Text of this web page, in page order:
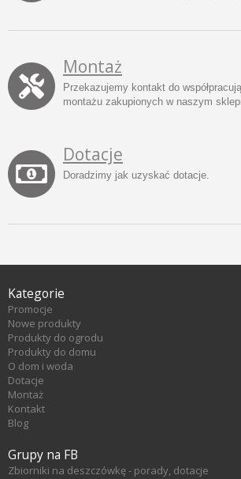
Montaż
Przekazujemy kontakt do
montażu zakupionych w naszym
Dotacje
Doradzimy jak uzyskać dotacje.
Kategorie
Promocje
Nowe produkty
Produkty do ogrodu
Produkty do domu
O dom i woda
Dotacje
Montaż
Kontakt
Blog
Grupy na FB
Zbiorniki na deszczówkę - porady, dotacje